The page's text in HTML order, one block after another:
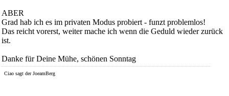
ABER
Grad hab ich es im privaten Modus probiert - funzt problemlos!
Das reicht vorerst, weiter mache ich wenn die Geduld wieder zurück
ist.
Danke für Deine Mühe, schönen Sonntag
Ciao sagt der JoeamBerg